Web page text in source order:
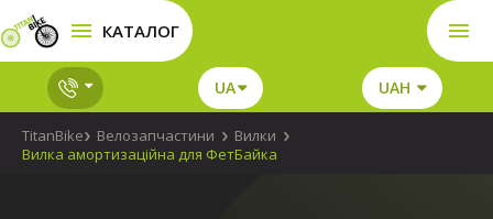
КАТАЛОГ
UA UAH
TitanBike Велозапчастини
Вилки
Вилка амортизаційна для ФетБайка